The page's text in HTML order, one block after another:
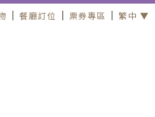
餐廳訂位 票券專區 繁中 ▼